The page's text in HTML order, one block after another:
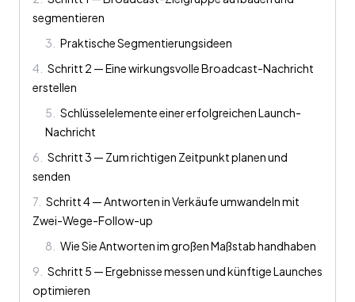
segmentieren
3
Praktische Segmentierungsideen
4
Schritt 2 — Eine wirkungsvolle Broadcast-Nachricht
erstellen
5
Schlüsselelemente einer erfolgreichen Launch-
Nachricht
6
Schritt 3 — Zum richtigen Zeitpunkt planen und
senden
7 Schritt 4 — Antworten in Verkäufe umwandeln mit
Zwei-Wege-Follow-up
8
Wie Sie Antworten im großen Maßstab handhaben
9
Schritt 5 — Ergebnisse messen und künftige Launches
optimieren